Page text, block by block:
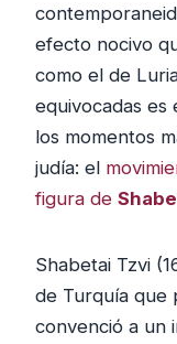
efecto nocivo
como el de
equivocadas es
los momentos
judía: el
figura de
Shabetai Tzvi
de Turquía que
convenció a un